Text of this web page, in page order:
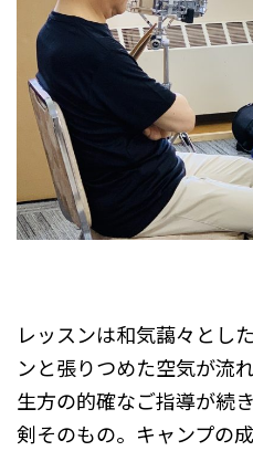
レッスンは和気藹々とし
ンと張りつめた空気が流
生方の的確なご指導が続
剣そのもの。キャンプの